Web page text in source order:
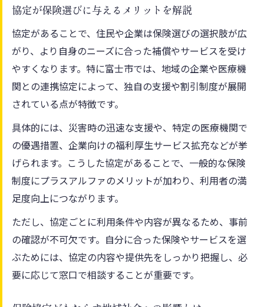
協定が保険選びに与えるメリットを解説
協定があることで、住民や企業は保険選びの選択肢が広
がり、より自身のニーズに合った補償やサービスを受け
やすくなります。特に富士市では、地域の企業や医療機
関との連携協定によって、独自の支援や割引制度が展開
されている点が特徴です。
具体的には、災害時の迅速な支援や、特定の医療機関で
の優遇措置、企業向けの福利厚生サービス拡充などが挙
げられます。こうした協定があることで、一般的な保険
制度にプラスアルファのメリットが加わり、利用者の満
足度向上につながります。
ただし、協定ごとに利用条件や内容が異なるため、事前
の確認が不可欠です。自分に合った保険やサービスを選
ぶためには、協定の内容や提供先をしっかり把握し、必
要に応じて窓口で相談することが重要です。